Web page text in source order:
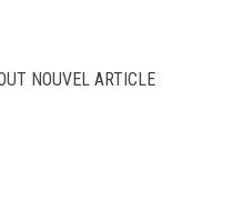
NOUVEL ARTICLE